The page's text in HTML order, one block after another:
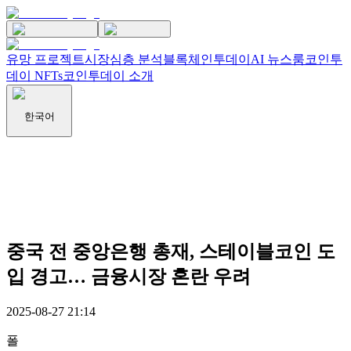
유망 프로젝트시장심층 분석블록체인투데이 AI 뉴스룸코인투
데이 NFTs코인투데이 소개
한국어
중국 전 중앙은행 총재, 스테이블코인 도
입 경고… 금융시장 혼란 우려
2025-08-27 21:14
폴